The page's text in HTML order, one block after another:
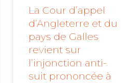
La Cour d’appel
d’Angleterre et du
pays de Galles
revient sur
l’injonction anti-
suit prononcée à